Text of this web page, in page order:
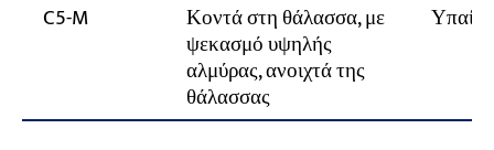
C5-M Κοντά στη θάλασσα, με
ψεκασμό υψηλής
αλμύρας, ανοιχτά της
θάλασσας